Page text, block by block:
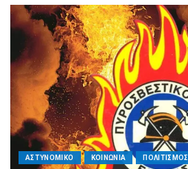
ΑΣΤΥΝΟΜΙΚΟ ΚΟΙΝΩΝΙΑ ΠΟΛΙΤΙΣΜΟΣ